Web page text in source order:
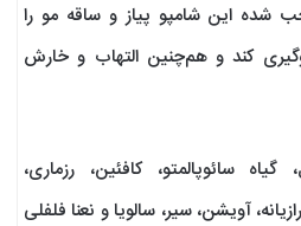
شده این شامپو پیاز و ساقه مو را
کند و هم‌چنین التهاب و خارش
گیاه سائوپالمتو، کافئین، رزماری،
آویشن، سیر، سالویا و نعنا فلفلی